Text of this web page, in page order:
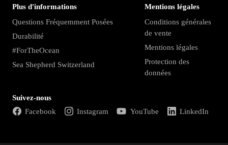
Plus d'informations
Questions Fréquemment Posées
Durabilité
#ForTheOcean
Sea Shepherd Switzerland
Mentions légales
Conditions générales
de vente
Mentions légales
Protection des
données
Suivez-nous
Facebook
Instagram YouTube LinkedIn